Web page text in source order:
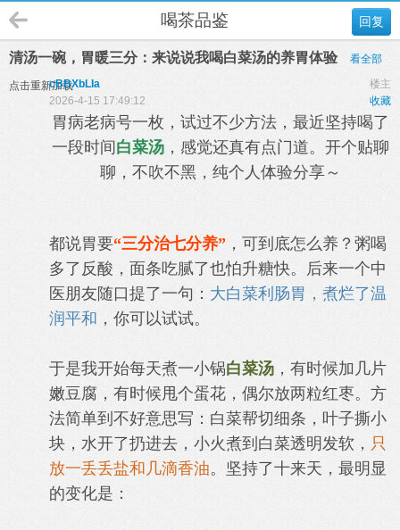
回复
喝茶品鉴
清汤一碗，胃暖三分：来说说我喝白菜汤的养胃体验 看全部
点击重新加载 楼主
cBBXbLIa
收藏
2026-4-15 17:49:12
胃病老病号一枚，试过不少方法，最近坚持喝了
一段时间 白菜汤，感觉还真有点门道。开个贴聊
聊，不吹不黑，纯个人体验分享～
都说胃要“三分治七分养” ，可到底怎么养？粥喝
多了反酸，面条吃腻了也怕升糖快。后来一个中
医朋友随口提了一句： 大白菜利肠胃，煮烂了温
润平和 ，你可以试试。
于是我开始每天煮一小锅白菜汤 ，有时候加几片
嫩豆腐，有时候甩个蛋花，偶尔放两粒红枣。方
法简单到不好意思写：白菜帮切细条，叶子撕小
块，水开了扔进去，小火煮到白菜透明发软， 只
放一丢丢盐和几滴香油。坚持了十来天，最明显
的变化是：